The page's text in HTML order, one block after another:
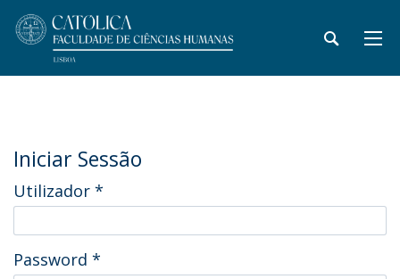
Iniciar Sessão
Utilizador *
Password *